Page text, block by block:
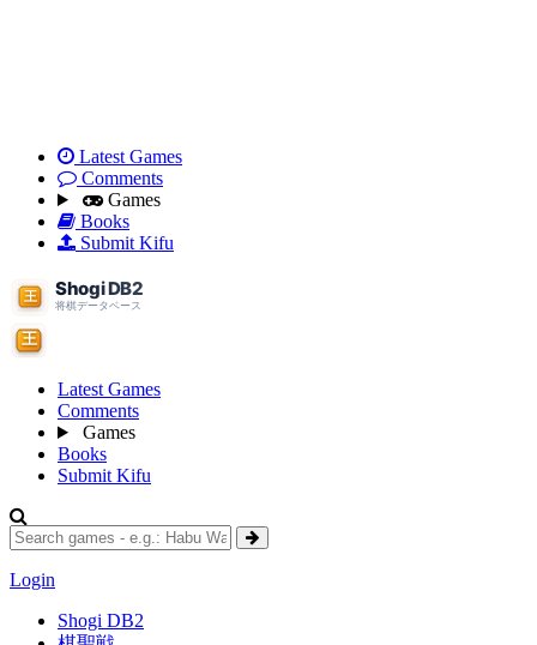
Latest Games
Comments
Games
Books
Submit Kifu
Latest Games
Comments
Games
Books
Submit Kifu
Login
Shogi DB2